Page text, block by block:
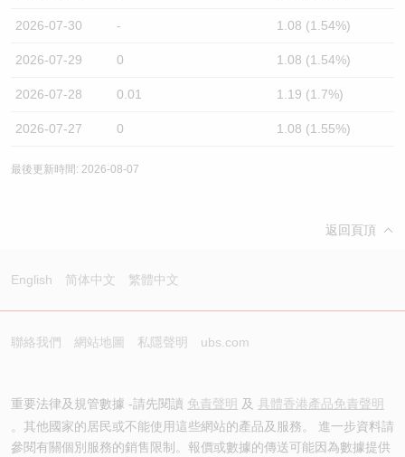
2026-07-30 - 1.08 (1.54%)
2026-07-29 0 1.08 (1.54%)
2026-07-28 0.01 1.19 (1.7%)
2026-07-27 0 1.08 (1.55%)
最後更新時間: 2026-08-07
返回頁頂
English 简体中文 繁體中文
聯絡我們 網站地圖 私隱聲明 ubs.com
重要法律及規管數據 -請先閱讀 免責聲明 及 具體香港產品免責聲明
。其他國家的居民或不能使用這些網站的產品及服務。 進一步資料請
參閱有關個別服務的銷售限制。報價或數據的傳送可能因為數據提供